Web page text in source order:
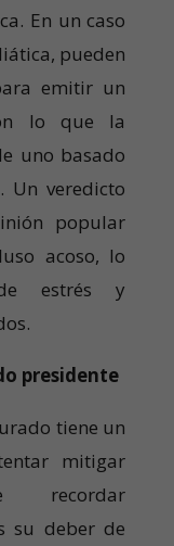
En un caso
pueden
emitir un
lo que la
uno basado
Un veredicto
popular
acoso, lo
estrés y
presidente
tiene un
mitigar
recordar
su deber de